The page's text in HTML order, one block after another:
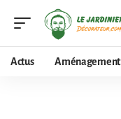
Actus Aménagement